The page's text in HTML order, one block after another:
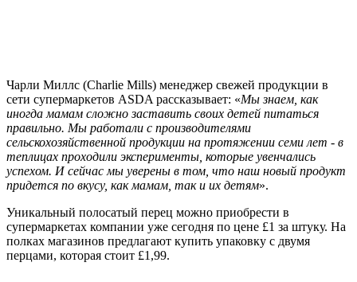
Чарли Миллс (Charlie Mills) менеджер свежей продукции в
сети супермаркетов ASDA рассказывает: «Мы знаем, как
иногда мамам сложно заставить своих детей питаться
правильно. Мы работали с производителями
сельскохозяйственной продукции на протяжении семи лет - в
теплицах проходили эксперименты, которые увенчались
успехом. И сейчас мы уверены в том, что наш новый продукт
придется по вкусу, как мамам, так и их детям».
Уникальный полосатый перец можно приобрести в
супермаркетах компании уже сегодня по цене £1 за штуку. На
полках магазинов предлагают купить упаковку с двумя
перцами, которая стоит £1,99.